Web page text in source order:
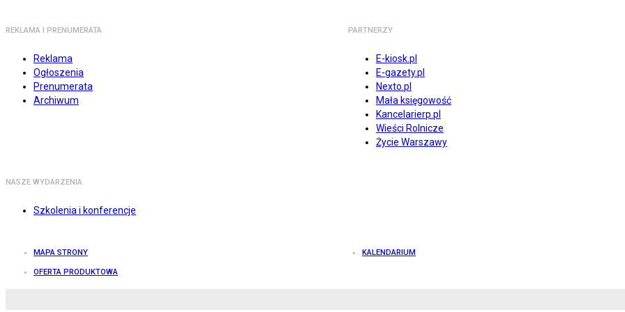
REKLAMA I PRENUMERATA
Reklama
Ogłoszenia
Prenumerata
Archiwum
PARTNERZY
E-kiosk.pl
E-gazety.pl
Nexto.pl
Mała księgowość
Kancelarierp.pl
Wieści Rolnicze
Życie Warszawy
NASZE WYDARZENIA
Szkolenia i konferencje
MAPA STRONY KALENDARIUM
OFERTA PRODUKTOWA